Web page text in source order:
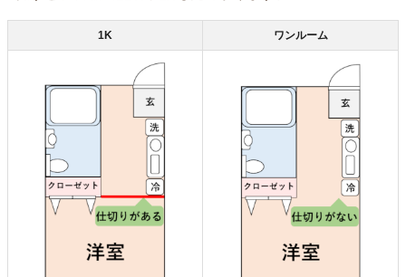
1K ワンルーム